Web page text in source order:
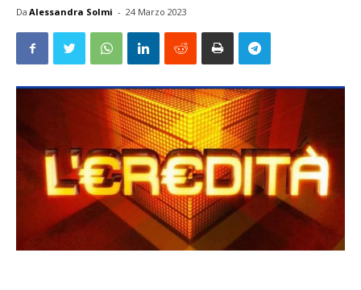
Da Alessandra Solmi - 24 Marzo 2023